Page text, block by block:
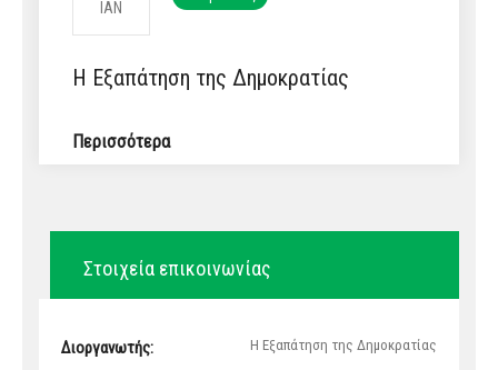
ΙΑΝ
Η Εξαπάτηση της Δημοκρατίας
Περισσότερα
Στοιχεία επικοινωνίας
Διοργανωτής: Η Εξαπάτηση της Δημοκρατίας